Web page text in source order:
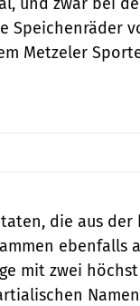
Speichen­räder
Metzeler
die aus
ebenfalls
mit zwei